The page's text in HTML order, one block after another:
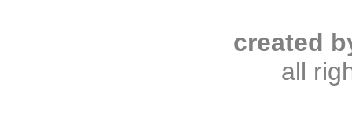
created
all